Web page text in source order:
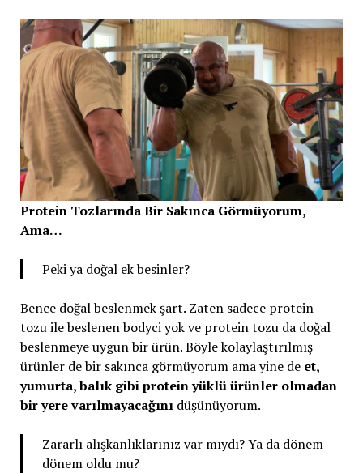
Protein Tozlarında Bir Sakınca Görmüyorum,
Ama…
Peki ya doğal ek besinler?
Bence doğal beslenmek şart. Zaten sadece protein
tozu ile beslenen bodyci yok ve protein tozu da doğal
beslenmeye uygun bir ürün. Böyle kolaylaştırılmış
ürünler de bir sakınca görmüyorum ama yine de et,
yumurta, balık gibi protein yüklü ürünler olmadan
bir yere varılmayacağınıdüşünüyorum.
Zararlı alışkanlıklarınız var mıydı? Ya da dönem
dönem oldu mu?